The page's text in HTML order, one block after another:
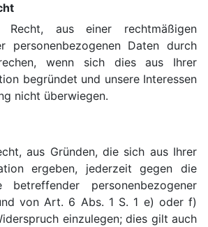
aus einer rechtmäßigen
personenbezogenen Daten durch
wenn sich dies aus Ihrer
begründet und unsere Interessen
nicht überwiegen.
aus Gründen, die sich aus Ihrer
ergeben, jederzeit gegen die
betreffender personenbezogener
von Art. 6 Abs. 1 S. 1 e) oder f)
einzulegen; dies gilt auch